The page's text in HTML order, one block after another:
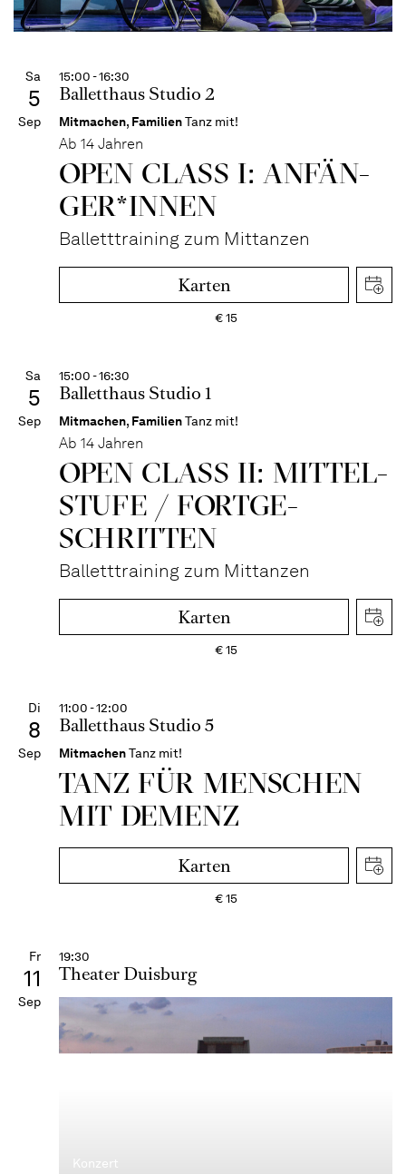
Sa
5
Sep
15:00 - 16:30
Balletthaus Studio 2
Mitmachen, FamilienTanz mit!
Ab 14 Jahren
OPEN CLASS I: ANFÄN­
GER*IN­NEN
Balletttraining zum Mittanzen
Karten
€15
Sa
5
Sep
15:00 - 16:30
Balletthaus Studio 1
Mitmachen, FamilienTanz mit!
Ab 14 Jahren
OPEN CLASS II: MITTEL­
STUFE / FORT­GE­
SCHRITTEN
Balletttraining zum Mittanzen
Karten
€15
Di
8
Sep
11:00 - 12:00
Balletthaus Studio 5
MitmachenTanz mit!
TANZ FÜR MENSCHEN
MIT DEMENZ
Karten
€15
Fr
11
Sep
19:30
Theater Duisburg
Konzert